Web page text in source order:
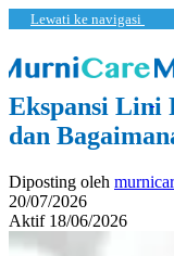
Lewati ke navigasi
Kecantikan,Pembaruan
Ekspansi Lini
dan
Diposting oleh
20/07/2026
Aktif 18/06/2026